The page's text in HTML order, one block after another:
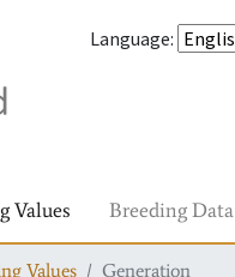
Language:
Values Breeding Data
Values Generation